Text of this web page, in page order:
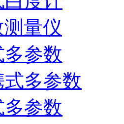
量仪
多参数
多参数
多参数